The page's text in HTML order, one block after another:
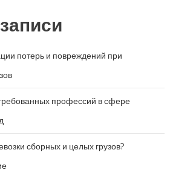
потерь и повреждений при
профессий в сфере
сборных и целых грузов?